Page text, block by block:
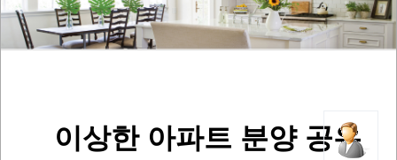
이상한 아파트 분양 공유